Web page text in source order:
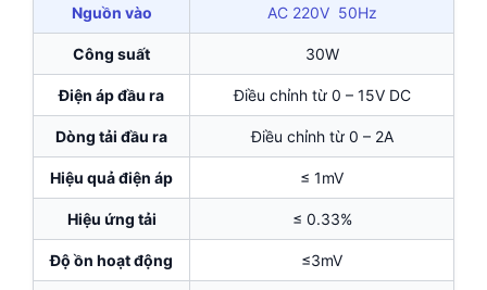
Nguồn vào AC 220V 50Hz
Công suất 30W
Điện áp đầu ra Điều chỉnh từ 0 – 15V DC
Dòng tải đầu ra Điều chỉnh từ 0 – 2A
Hiệu quả điện áp ≤ 1mV
Hiệu ứng tải ≤ 0.33%
Độ ồn hoạt động ≤3mV